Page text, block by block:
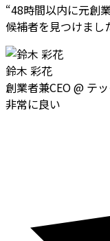
“48時間以内に元創
候補者を見つけまし
鈴木 彩花
創業者兼CEO@ テ
非常に良い